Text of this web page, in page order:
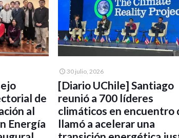
de
al
Energía
30 julio, 2026
[Diario UChile] Santiago
reunió a 700 líderes
climáticos en encuentro
llamó a acelerar una